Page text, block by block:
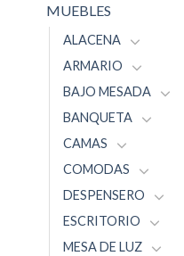
MUEBLES
ALACENA
ARMARIO
BAJO MESADA
BANQUETA
CAMAS
COMODAS
DESPENSERO
ESCRITORIO
MESA DE LUZ